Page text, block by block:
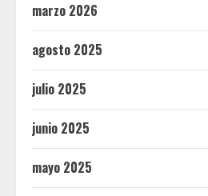
marzo 2026
agosto 2025
julio 2025
junio 2025
mayo 2025